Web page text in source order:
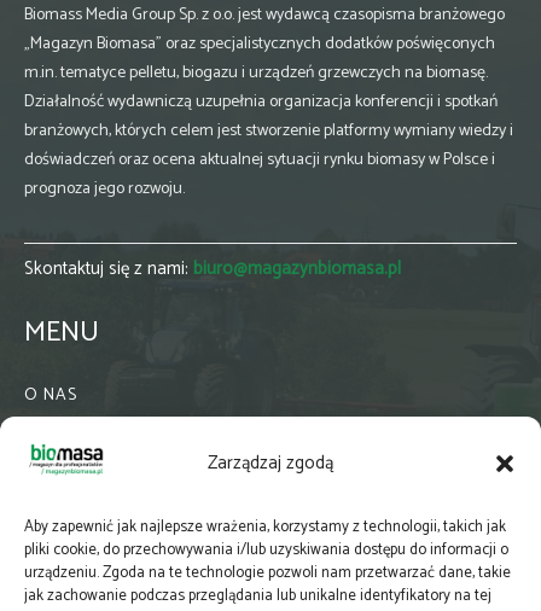
Zarządzaj zgodą
Aby zapewnić jak najlepsze wrażenia, korzystamy z technologii, takich jak
pliki cookie, do przechowywania i/lub uzyskiwania dostępu do informacji o
urządzeniu. Zgoda na te technologie pozwoli nam przetwarzać dane, takie
jak zachowanie podczas przeglądania lub unikalne identyfikatory na tej
Biomass Media Group Sp. z o.o. jest wydawcą czasopisma branżowego
„Magazyn Biomasa” oraz specjalistycznych dodatków poświęconych
m.in. tematyce pelletu, biogazu i urządzeń grzewczych na biomasę.
Działalność wydawniczą uzupełnia organizacja konferencji i spotkań
branżowych, których celem jest stworzenie platformy wymiany wiedzy i
doświadczeń oraz ocena aktualnej sytuacji rynku biomasy w Polsce i
prognoza jego rozwoju.
Skontaktuj się z nami: biuro@magazynbiomasa.pl
MENU
O NAS
WSPÓŁPRACA
PRENUMERATA
NEWSLETTER